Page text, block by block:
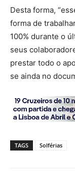
Desta forma,
forma de
100% durante o
seus
prestar todo o
se ainda no
TAGS Solférias